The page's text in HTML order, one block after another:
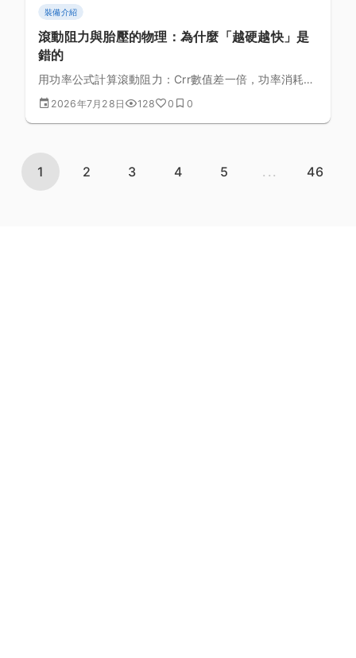
裝備介紹
滾動阻力與胎壓的物理：為什麼「越硬越快」是
錯的
用功率公式計算滾動阻力：Crr數值差一倍，功率消耗也
差一倍。拆解胎壓與路面粗糙度的懸浮損失機制，說明
近年公路車胎寬變寬的物理原因。
2026年7月28日 128 0 0
1 2 3 4 5 ... 46